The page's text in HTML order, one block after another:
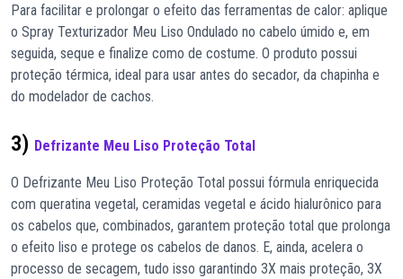
Para facilitar e prolongar o efeito das ferramentas de calor: aplique
o Spray Texturizador Meu Liso Ondulado no cabelo úmido e, em
seguida, seque e finalize como de costume. O produto possui
proteção térmica, ideal para usar antes do secador, da chapinha e
do modelador de cachos.
3) Defrizante Meu Liso Proteção Total
O Defrizante Meu Liso Proteção Total possui fórmula enriquecida
com queratina vegetal, ceramidas vegetal e ácido hialurônico para
os cabelos que, combinados, garantem proteção total que prolonga
o efeito liso e protege os cabelos de danos. E, ainda, acelera o
processo de secagem, tudo isso garantindo 3X mais proteção, 3X